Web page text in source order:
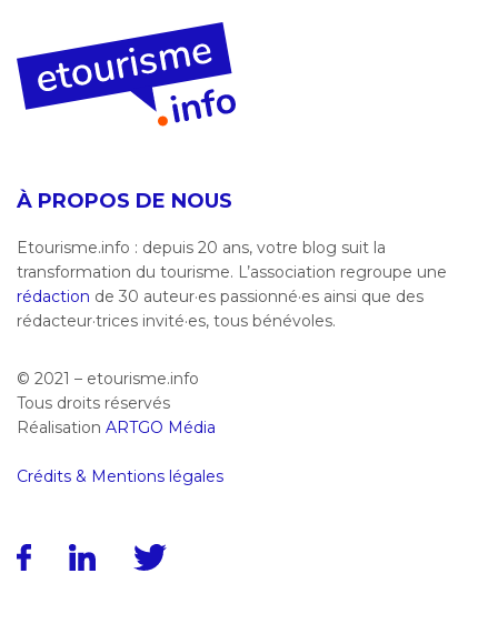
À PROPOS DE NOUS
Etourisme.info : depuis 20 ans, votre blog suit la
transformation du tourisme. L’association regroupe une
rédaction de 30 auteur·es passionné·es ainsi que des
rédacteur·trices invité·es, tous bénévoles.
© 2021 – etourisme.info
Tous droits réservés
Réalisation ARTGO Média
Crédits & Mentions légales